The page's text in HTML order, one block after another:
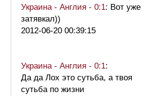
Украина - Англия - 0:1: Вот уже
затявкал))
2012-06-20 00:39:15
Украина - Англия - 0:1:
Да да Лох это сутьба, а твоя
сутьба по жизни